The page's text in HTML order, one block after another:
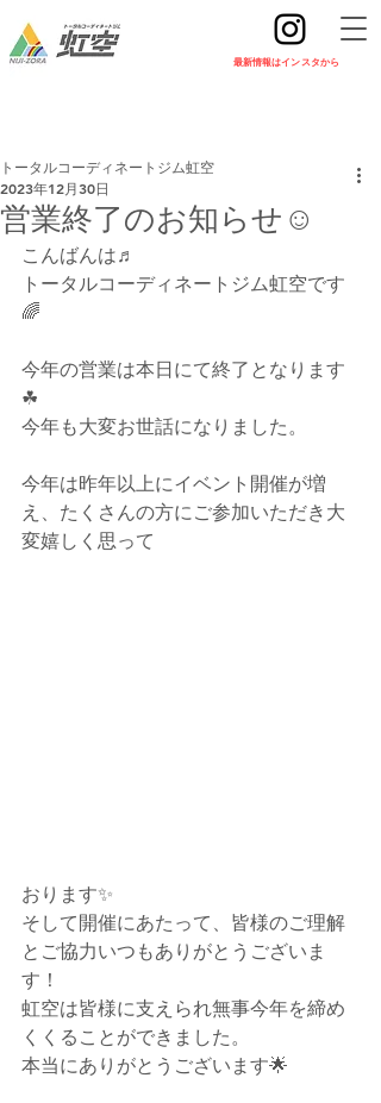
​最新情報はインスタから
営業終了のお知らせ☺
トータルコーディネートジム虹空
2023年12月30日
こんばんは♬
トータルコーディネートジム虹空です
🌈
今年の営業は本日にて終了となります
☘
今年も大変お世話になりました。
今年は昨年以上にイベント開催が増
え、たくさんの方にご参加いただき大
変嬉しく思って
おります✨
そして開催にあたって、皆様のご理解
とご協力いつもありがとうございま
す！
虹空は皆様に支えられ無事今年を締め
くくることができました。
本当にありがとうございます🌟